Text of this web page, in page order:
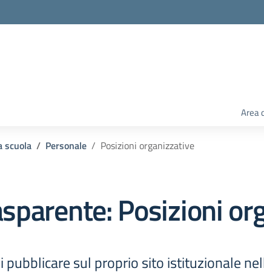
Area
scuola Personale Posizioni organizzative
Posizioni
pubblicare sul proprio sito istituzionale